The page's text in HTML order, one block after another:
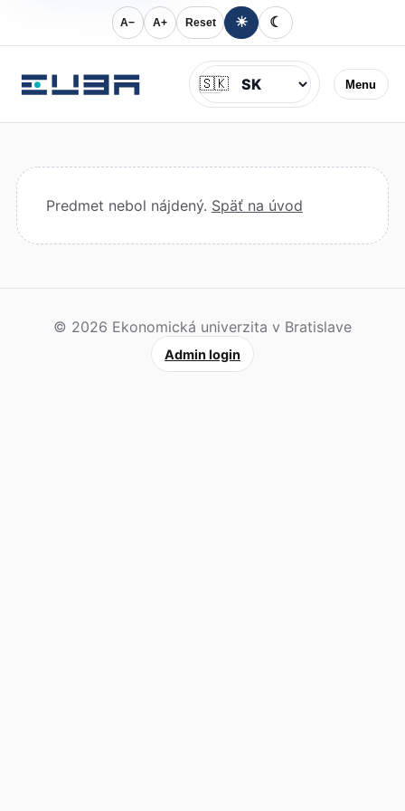
A− A+ Reset ☀ ☾
Menu
Jazyk
🇸🇰
Predmet nebol nájdený. Späť na úvod
© 2026 Ekonomická univerzita v Bratislave
Admin login